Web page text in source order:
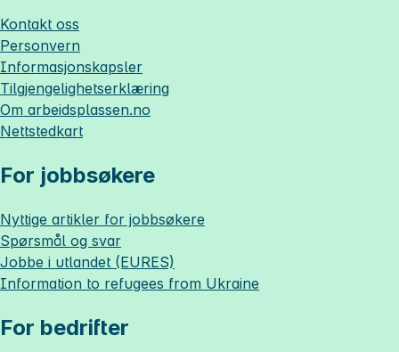
Kontakt oss
Personvern
Informasjonskapsler
Tilgjengelighetserklæring
Om arbeidsplassen.no
Nettstedkart
For jobbsøkere
Nyttige artikler for jobbsøkere
Spørsmål og svar
Jobbe i utlandet (EURES)
Information to refugees from Ukraine
For bedrifter